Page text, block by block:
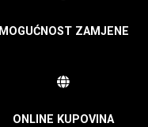
MOGUĆNOST ZAMJENE
ONLINE KUPOVINA